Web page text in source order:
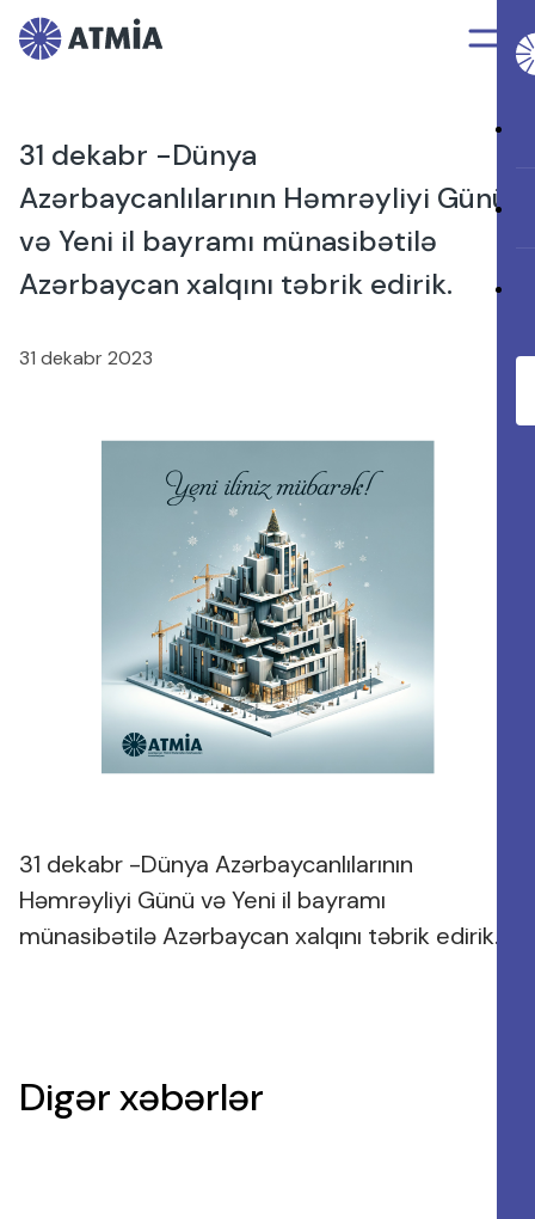
31 dekabr -Dünya
Azərbaycanlılarının Həmrəyliyi Günü
və Yeni il bayramı münasibətilə
Azərbaycan xalqını təbrik edirik.
31 dekabr 2023
31 dekabr -Dünya Azərbaycanlılarının
Həmrəyliyi Günü və Yeni il bayramı
münasibətilə Azərbaycan xalqını təbrik edirik.
Digər xəbərlər